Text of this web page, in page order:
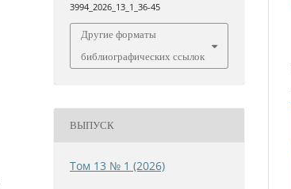
3994_2026_13_1_36-45
Другие форматы
библиографических ссылок
ВЫПУСК
Том 13 № 1 (2026)